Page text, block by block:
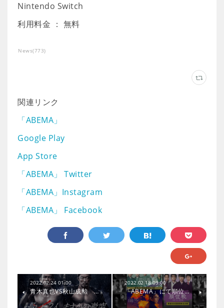
Nintendo Switch
利用料金 ： 無料
News(773)
関連リンク
「ABEMA」
Google Play
App Store
「ABEMA」 Twitter
「ABEMA」Instagram
「ABEMA」 Facebook
2022.02.24 01:00
青木真也VS秋山成勲 …
2022.02.18 09:00
「ABEMA」にて順位…